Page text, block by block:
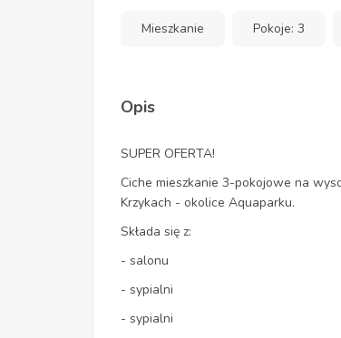
Mieszkanie Pokoje: 3
Opis
SUPER OFERTA!
Ciche mieszkanie 3-pokojowe na
Krzykach - okolice Aquaparku.
Składa się z:
- salonu
- sypialni
- sypialni